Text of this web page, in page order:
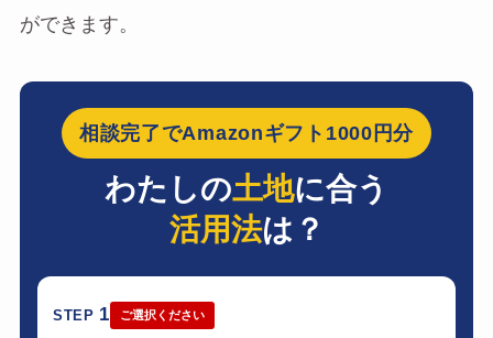
ができます。
相談完了でAmazonギフト1000円分
わたしの土地に合う
活用法は？
STEP 1 ご選択ください